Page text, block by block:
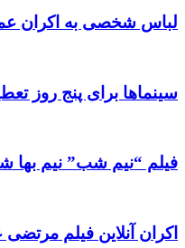
لباس شخصی به اکران
سینماها برای پنج‌ روز
فیلم “نیم شب” نیم بها
اکران آنلاین فیلم